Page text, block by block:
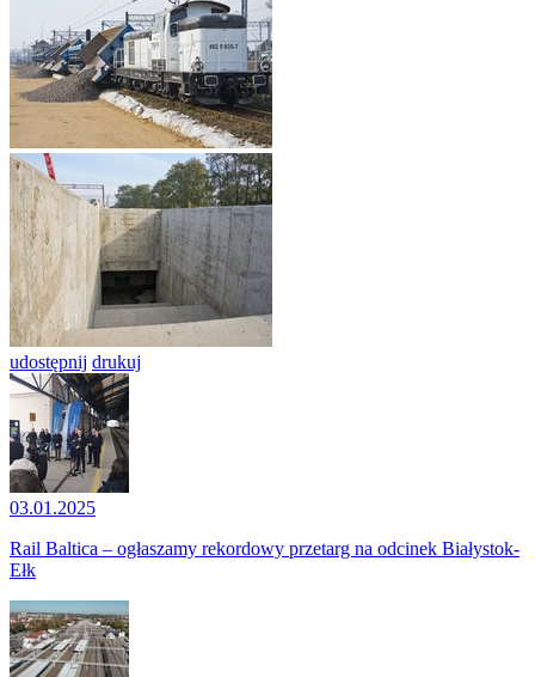
udostępnij drukuj
03.01.2025
Rail Baltica – ogłaszamy rekordowy przetarg na odcinek Białystok-
Ełk